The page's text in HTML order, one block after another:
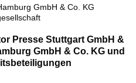
GmbH & Co. KG
Presse Stuttgart GmbH &
GmbH & Co. KG und